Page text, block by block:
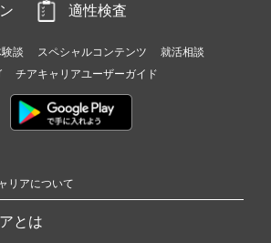
適性検査
談 スペシャルコンテンツ
就活相談
チアキャリアユーザーガイド
リアについて
とは